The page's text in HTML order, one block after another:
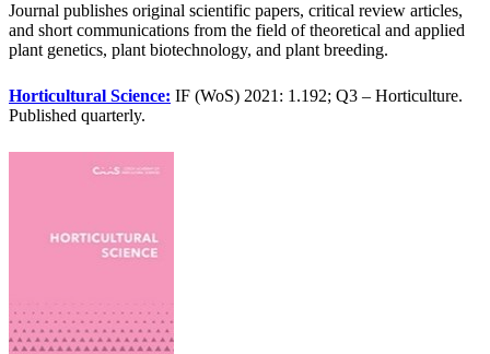
Journal publishes original scientific papers, critical review articles,
and short communications from the field of theoretical and applied
plant genetics, plant biotechnology, and plant breeding.
Horticultural Science: IF (WoS) 2021: 1.192; Q3 – Horticulture.
Published quarterly.